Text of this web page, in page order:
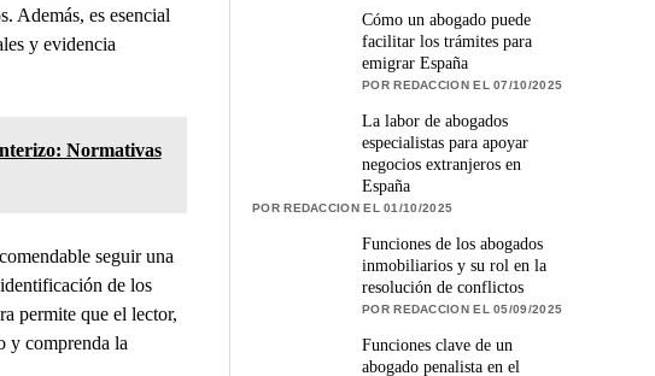
Además, es esencial
y evidencia
Normativas
seguir una
de los
permite que el lector,
y comprenda la
Cómo un abogado puede
facilitar los trámites para
emigrar España
POR REDACCION EL 07/10/2025
La labor de abogados
especialistas para apoyar
negocios extranjeros en
España
POR REDACCION EL 01/10/2025
Funciones de los abogados
inmobiliarios y su rol en la
resolución de conflictos
POR REDACCION EL 05/09/2025
Funciones clave de un
abogado penalista en el